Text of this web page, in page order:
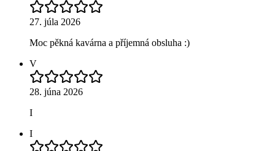
27. júla 2026
Moc pěkná kavárna a příjemná obsluha :)
V
28. júna 2026
I
I